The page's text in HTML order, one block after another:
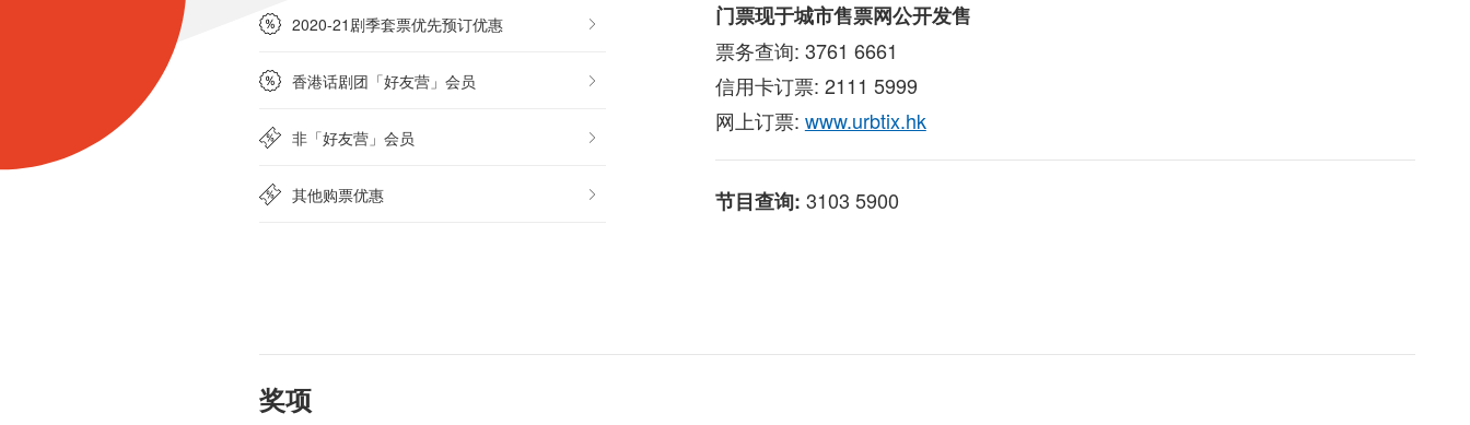
2020-21剧季套票优先预订优惠
香港话剧团「好友营」会员
非「好友营」会员
其他购票优惠
门票现于城市售票网公开发售
票务查询: 3761 6661
信用卡订票: 2111 5999
网上订票: www.urbtix.hk
节目查询: 3103 5900
奖项